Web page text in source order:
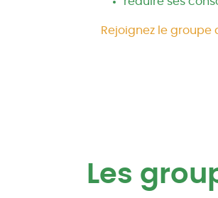
Rejoignez le groupe
Les